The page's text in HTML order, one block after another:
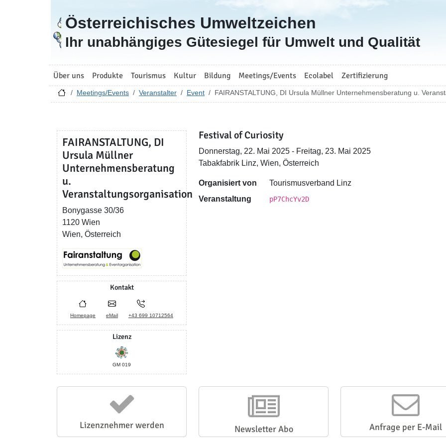
Zur Startseite
Österreichisches Umweltzeichen
Ihr unabhängiges Gütesiegel für Umwelt und Qualität
Über uns Produkte Tourismus Kultur Bildung Meetings/Events Ecolabel Zertifizierung
Meetings/Events Veranstalter Event FAIRANSTALTUNG, DI Ursula Müllner Unternehmensberatung u.
FAIRANSTALTUNG, DI
Ursula Müllner
Unternehmensberatung
u.
Veranstaltungsorganisation
Bonygasse 30/36
1120 Wien
Wien, Österreich
Kontakt
Homepage eMail +43 699 10712564
Lizenz
GM 019
Festival of Curiosity
Donnerstag, 22. Mai 2025 - Freitag, 23. Mai 2025
Tabakfabrik Linz, Wien, Österreich
Organisiert von
Tourismusverband Linz
Veranstaltung
pP7ChcYv2D
Lizenznehmer werden Newsletter Abo Anfrage per E-Mail